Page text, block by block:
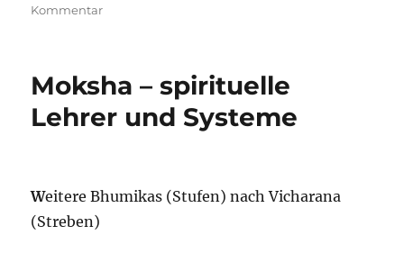
Kommentarzu
dann
die
Moksha – spirituelle
Lehrer und Systeme
Weitere Bhumikas (Stufen) nach Vicharana
(Streben)